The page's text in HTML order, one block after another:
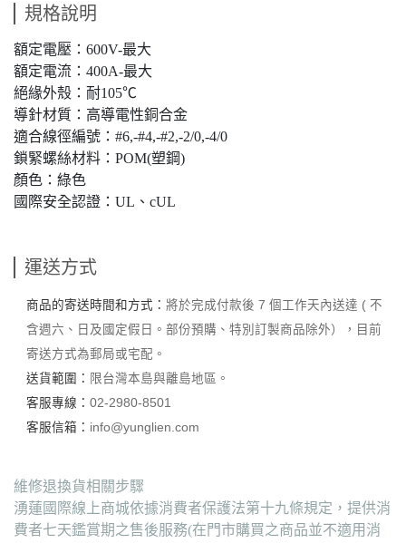
規格說明
額定電壓：600V-最大
額定電流：400A-最大
絕緣外殼：耐105℃
導針材質：高導電性銅合金
適合線徑編號：#6,-#4,-#2,-2/0,-4/0
鎖緊螺絲材料：POM(塑鋼)
顏色：綠色
國際安全認證：UL、cUL
運送方式
商品的寄送時間和方式： 將於完成付款後 7 個工作天內送達 ( 不
含週六、日及國定假日。部份預購、特別訂製商品除外），目前
寄送方式為郵局或宅配。
送貨範圍： 限台灣本島與離島地區。
客服專線： 02-2980-8501
客服信箱： info@yunglien.com
維修退換貨相關步驟
湧蓮國際線上商城依據消費者保護法第十九條規定，提供消
費者七天鑑賞期之售後服務(在門市購買之商品並不適用消